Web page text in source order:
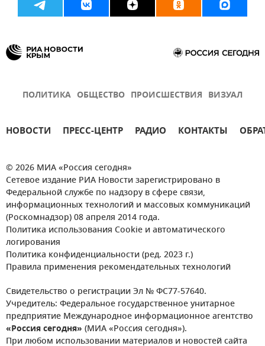
ПОЛИТИКА ОБЩЕСТВО ПРОИСШЕСТВИЯ ВИЗУАЛ
НОВОСТИ ПРЕСС-ЦЕНТР РАДИО КОНТАКТЫ
© 2026 МИА «Россия сегодня»
Сетевое издание РИА Новости зарегистрировано в
Федеральной службе по надзору в сфере связи,
информационных технологий и массовых коммуникаций
(Роскомнадзор) 08 апреля 2014 года.
Политика использования Cookie и автоматического
логирования
Политика конфиденциальности (ред. 2023 г.)
Правила применения рекомендательных технологий
Свидетельство о регистрации Эл № ФС77-57640.
Учредитель: Федеральное государственное унитарное
предприятие Международное информационное агентство
«Россия сегодня» (МИА «Россия сегодня»).
При любом использовании материалов и новостей сайта